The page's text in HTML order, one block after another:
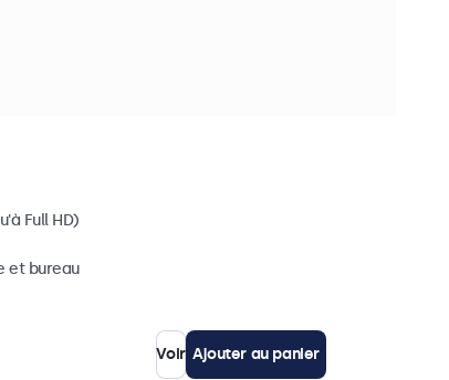
Full HD)
et bureau
Voir Ajouter au panier